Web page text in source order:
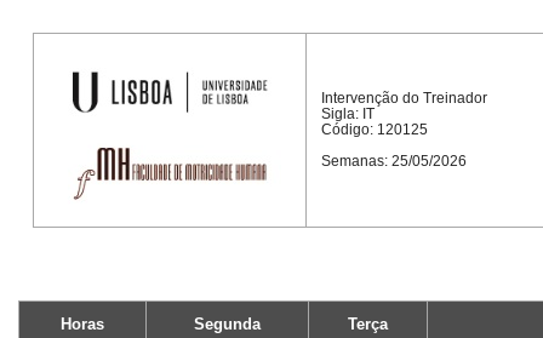
Intervenção do Treinador
Sigla: IT
Código: 120125
Semanas: 25/05/2026
Horas Segunda Terça